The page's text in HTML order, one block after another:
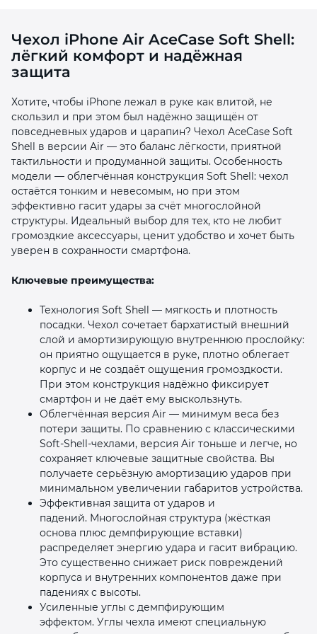
Чехол iPhone Air AceCase Soft Shell:
лёгкий комфорт и надёжная
защита
Хотите, чтобы iPhone лежал в руке как влитой, не
скользил и при этом был надёжно защищён от
повседневных ударов и царапин? Чехол AceCase Soft
Shell в версии Air — это баланс лёгкости, приятной
тактильности и продуманной защиты. Особенность
модели — облегчённая конструкция Soft Shell: чехол
остаётся тонким и невесомым, но при этом
эффективно гасит удары за счёт многослойной
структуры. Идеальный выбор для тех, кто не любит
громоздкие аксессуары, ценит удобство и хочет быть
уверен в сохранности смартфона.
Ключевые преимущества:
Технология Soft Shell — мягкость и плотность
посадки. Чехол сочетает бархатистый внешний
слой и амортизирующую внутреннюю прослойку:
он приятно ощущается в руке, плотно облегает
корпус и не создаёт ощущения громоздкости.
При этом конструкция надёжно фиксирует
смартфон и не даёт ему выскользнуть.
Облегчённая версия Air — минимум веса без
потери защиты. По сравнению с классическими
Soft‑Shell‑чехлами, версия Air тоньше и легче, но
сохраняет ключевые защитные свойства. Вы
получаете серьёзную амортизацию ударов при
минимальном увеличении габаритов устройства.
Эффективная защита от ударов и
падений. Многослойная структура (жёсткая
основа плюс демпфирующие вставки)
распределяет энергию удара и гасит вибрацию.
Это существенно снижает риск повреждений
корпуса и внутренних компонентов даже при
падениях с высоты.
Усиленные углы с демпфирующим
эффектом. Углы чехла имеют специальную
раз в 2 недели